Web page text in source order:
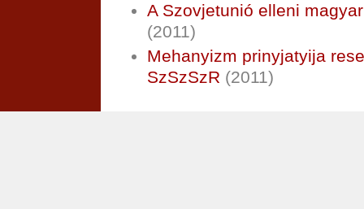
A Szovjetunió elleni
(2011)
Mehanyizm prinyjatyija
SzSzSzR (2011)